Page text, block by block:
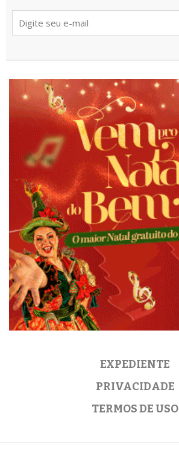
EXPEDIENTE
PRIVACIDADE
TERMOS DE USO